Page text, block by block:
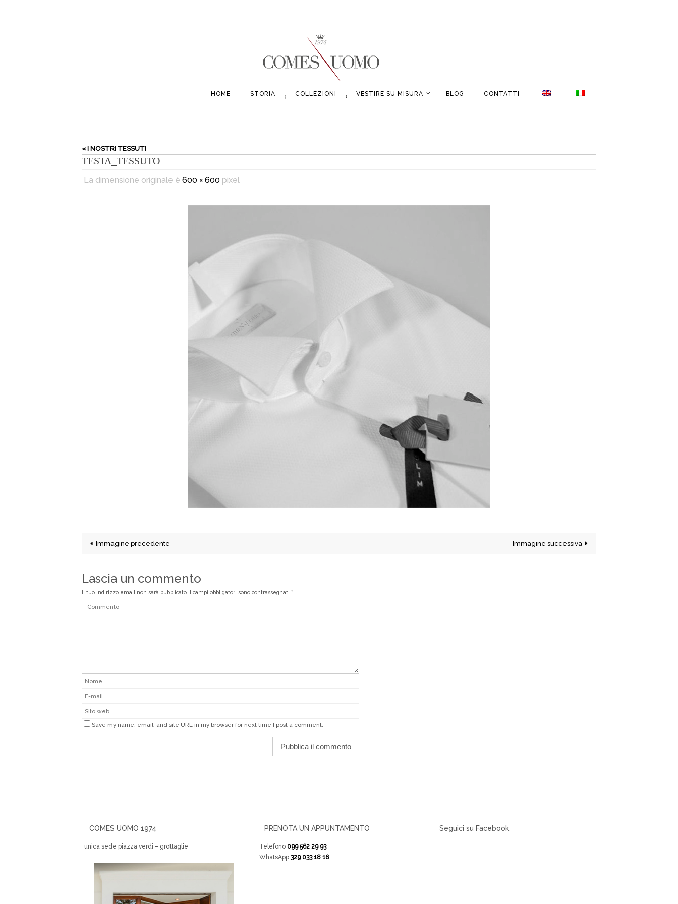
HOME STORIA COLLEZIONI VESTIRE SU MISURA BLOG CONTATTI
« I NOSTRI TESSUTI
TESTA_TESSUTO
La dimensione originale è 600 × 600 pixel
Immagine precedente Immagine successiva
Lascia un commento
Il tuo indirizzo email non sarà pubblicato. I campi obbligatori sono contrassegnati *
Save my name, email, and site URL in my browser for next time I post a comment.
COMES UOMO 1974
unica sede piazza verdi – grottaglie
PRENOTA UN APPUNTAMENTO
Telefono 099 562 29 93
WhatsApp 329 033 18 16
Seguici su Facebook